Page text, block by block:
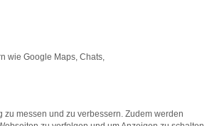
wie Google Maps, Chats,
messen und zu verbessern. Zudem werden